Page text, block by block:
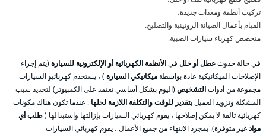
تركيب أنظمة ومعدات جديدة،
القيام بأعمال الصيانة الروتينية والتصليح.
متخصص كهرباء سيارات الصبية.
في حالة حدوثعطل أو خلل فيالأنظمة الكهربائية أو الإلكترونية للسيارة (يتم إجراء
الإصلاحات الميكانيكية عادة بواسطةميكانيكي السيارة ) ، يستخدم كهربائيو السيارات
مجموعة من أدواتالتشخيص (اليوم بشكل أساسي تعتمد على الكمبيوتر) لتحديد سبب
المشكلة وتزويد العميلبتقدير للوقت والتكلفة اللازمة لحلها . عندما تكون هناك مكونات
كهربائية تالفة لا يمكن إصلاحها ، يقوم كهربائي السيارات بإزالتها واستبدالها (طلب أي
موادغير متوفرة). بمجرد الانتهاء من جميع الأعمال ، يقوم كهربائي السيارات